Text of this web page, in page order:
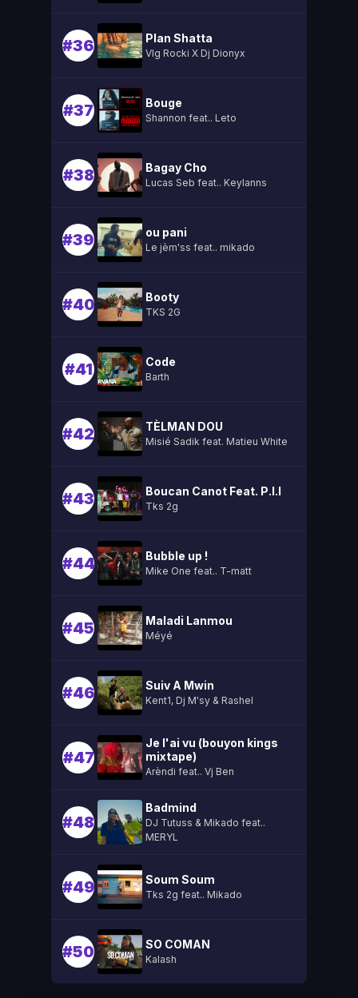
#36 Plan Shatta
Vlg Rocki X Dj Dionyx
#37 Bouge
Shannon feat.. Leto
#38 Bagay Cho
Lucas Seb feat.. Keylanns
#39 ou pani
Le jèm'ss feat.. mikado
#40 Booty
TKS 2G
#41 Code
Barth
#42 TÈLMAN DOU
Misié Sadik feat. Matieu White
#43 Boucan Canot Feat. P.l.l
Tks 2g
#44 Bubble up !
Mike One feat.. T-matt
#45 Maladi Lanmou
Méyé
#46 Suiv A Mwin
Kent1, Dj M'sy & Rashel
#47
Je l'ai vu (bouyon kings
mixtape)
Arèndi feat.. Vj Ben
#48
Badmind
DJ Tutuss & Mikado feat..
MERYL
#49 Soum Soum
Tks 2g feat.. Mikado
#50 SO COMAN
Kalash